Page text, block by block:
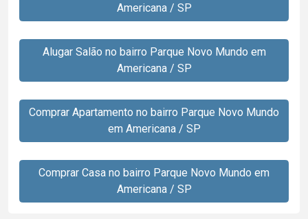
Americana / SP
Alugar Salão no bairro Parque Novo Mundo em
Americana / SP
Comprar Apartamento no bairro Parque Novo Mundo
em Americana / SP
Comprar Casa no bairro Parque Novo Mundo em
Americana / SP